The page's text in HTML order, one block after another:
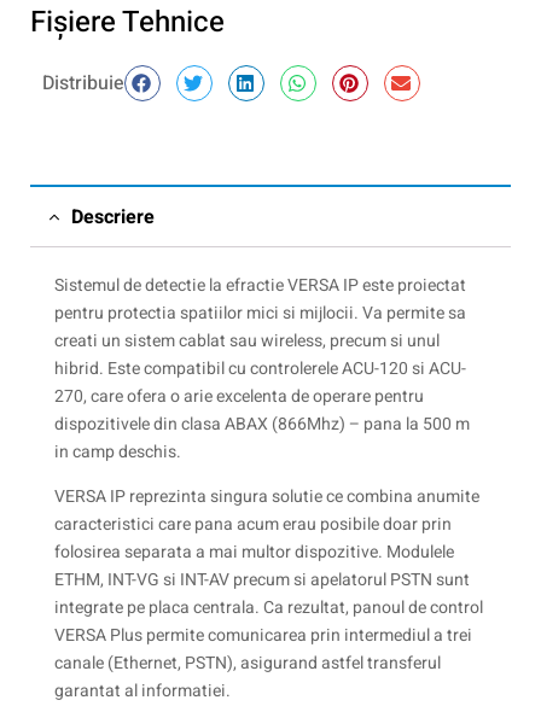
Fişiere Tehnice
Distribuie
Descriere
Sistemul de detectie la efractie VERSA IP este proiectat
pentru protectia spatiilor mici si mijlocii. Va permite sa
creati un sistem cablat sau wireless, precum si unul
hibrid. Este compatibil cu controlerele ACU-120 si ACU-
270, care ofera o arie excelenta de operare pentru
dispozitivele din clasa ABAX (866Mhz) – pana la 500 m
in camp deschis.
VERSA IP reprezinta singura solutie ce combina anumite
caracteristici care pana acum erau posibile doar prin
folosirea separata a mai multor dispozitive. Modulele
ETHM, INT-VG si INT-AV precum si apelatorul PSTN sunt
integrate pe placa centrala. Ca rezultat, panoul de control
VERSA Plus permite comunicarea prin intermediul a trei
canale (Ethernet, PSTN), asigurand astfel transferul
garantat al informatiei.